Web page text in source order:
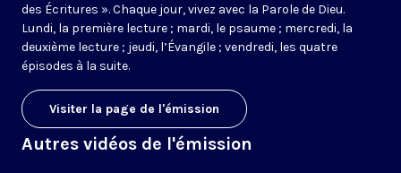
des Écritures ». Chaque jour, vivez avec la Parole de Dieu.
Lundi, la première lecture ; mardi, le psaume ; mercredi, la
deuxième lecture ; jeudi, l’Évangile ; vendredi, les quatre
épisodes à la suite.
Visiter la page de l'émission
Autres vidéos de l'émission